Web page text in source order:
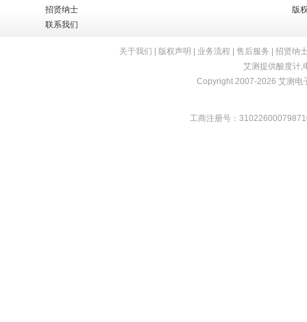
招贤纳士
联系我们
版
关于我们 版权声明 业务流程 售后服务
招贤纳
艾测提供酸度计,
Copyright 2007-2026 艾测电
工商注册号：